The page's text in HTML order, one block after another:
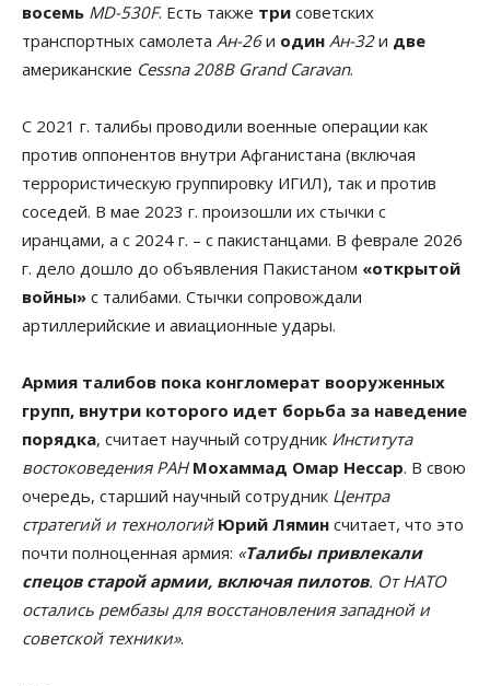
восемь MD-530F. Есть также три советских
транспортных самолета Aн-26и один Aн-32и две
американские Cessna 208B Grand Caravan.
С 2021 г. талибы проводили военные операции как
против оппонентов внутри Афганистана (включая
террористическую группировку ИГИЛ), так и против
соседей. В мае 2023 г. произошли их стычки с
иранцами, а с 2024 г. – с пакистанцами. В феврале 2026
г. дело дошло до объявления Пакистаном «открытой
войны» с талибами. Стычки сопровождали
артиллерийские и авиационные удары.
Армия талибов пока конгломерат вооруженных
групп, внутри которого идет борьба за наведение
порядка, считает научный сотрудник Института
востоковедения РАН Мохаммад Омар Нессар. В свою
очередь, старший научный сотрудник Центра
стратегий и технологий Юрий Лямин считает, что это
почти полноценная армия: «Талибы привлекали
спецов старой армии, включая пилотов. От НАТО
остались рембазы для восстановления западной и
советской техники».